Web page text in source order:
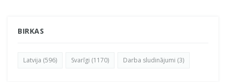
BIRKAS
Latvija (596) Svarīgi (1170) Darba sludinājumi (3)